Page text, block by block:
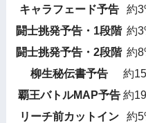
キャラフェード予告
約
闘士挑発予告・1段階 約
闘士挑発予告・2段階 約
柳生秘伝書予告
約
覇王バトルMAP予告 約
リーチ前カットイン
約